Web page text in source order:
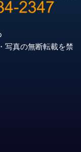
写真の無断転載を禁